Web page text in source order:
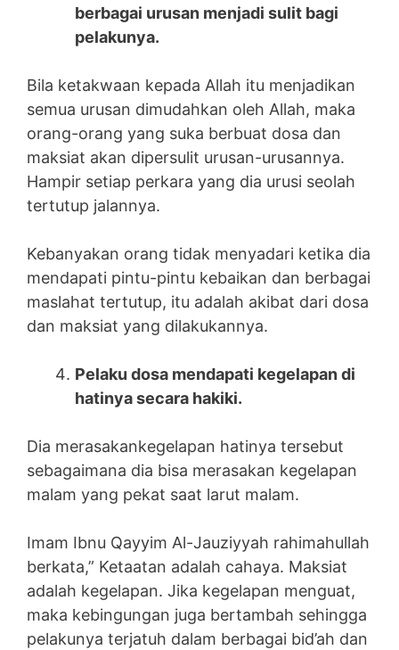
berbagai urusan menjadi sulit bagi
pelakunya.
Bila ketakwaan kepada Allah itu menjadikan
semua urusan dimudahkan oleh Allah, maka
orang-orang yang suka berbuat dosa dan
maksiat akan dipersulit urusan-urusannya.
Hampir setiap perkara yang dia urusi seolah
tertutup jalannya.
Kebanyakan orang tidak menyadari ketika dia
mendapati pintu-pintu kebaikan dan berbagai
maslahat tertutup, itu adalah akibat dari dosa
dan maksiat yang dilakukannya.
Pelaku dosa mendapati kegelapan di
hatinya secara hakiki.
Dia merasakankegelapan hatinya tersebut
sebagaimana dia bisa merasakan kegelapan
malam yang pekat saat larut malam.
Imam Ibnu Qayyim Al-Jauziyyah rahimahullah
berkata,” Ketaatan adalah cahaya. Maksiat
adalah kegelapan. Jika kegelapan menguat,
maka kebingungan juga bertambah sehingga
pelakunya terjatuh dalam berbagai bid’ah dan